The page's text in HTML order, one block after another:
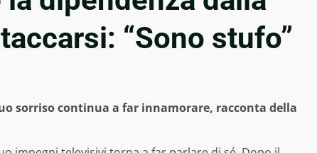
“Sono stufo”
sorriso continua a far innamorare, racconta della